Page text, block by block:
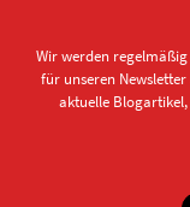
Wir werden
für unseren
aktuelle